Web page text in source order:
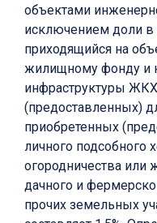
объектами
исключением доли в
приходящийся на
жилищному фонду и
инфраструктуры
(предоставленных)
приобретенных
личного подсобного
огородничества или
дачного и
прочих земельных